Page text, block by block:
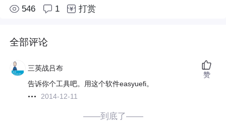
546 1 打赏
全部评论
三英战吕布
告诉你个工具吧。用这个软件easyuefi。
2014-12-11
赞
——到底了——